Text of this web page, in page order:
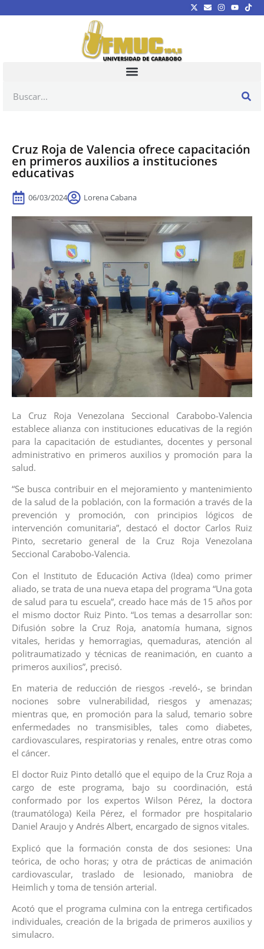
Cruz Roja de Valencia ofrece capacitación
en primeros auxilios a instituciones
educativas
06/03/2024 Lorena Cabana
La Cruz Roja Venezolana Seccional Carabobo-Valencia
establece alianza con instituciones educativas de la región
para la capacitación de estudiantes, docentes y personal
administrativo en primeros auxilios y promoción para la
salud.
“Se busca contribuir en el mejoramiento y mantenimiento
de la salud de la población, con la formación a través de la
prevención y promoción, con principios lógicos de
intervención comunitaria”, destacó el doctor Carlos Ruiz
Pinto, secretario general de la Cruz Roja Venezolana
Seccional Carabobo-Valencia.
Con el Instituto de Educación Activa (Idea) como primer
aliado, se trata de una nueva etapa del programa “Una gota
de salud para tu escuela”, creado hace más de 15 años por
el mismo doctor Ruiz Pinto. “Los temas a desarrollar son:
Difusión sobre la Cruz Roja, anatomía humana, signos
vitales, heridas y hemorragias, quemaduras, atención al
politraumatizado y técnicas de reanimación, en cuanto a
primeros auxilios”, precisó.
En materia de reducción de riesgos -reveló-, se brindan
nociones sobre vulnerabilidad, riesgos y amenazas;
mientras que, en promoción para la salud, temario sobre
enfermedades no transmisibles, tales como diabetes,
cardiovasculares, respiratorias y renales, entre otras como
el cáncer.
El doctor Ruiz Pinto detalló que el equipo de la Cruz Roja a
cargo de este programa, bajo su coordinación, está
conformado por los expertos Wilson Pérez, la doctora
(traumatóloga) Keila Pérez, el formador pre hospitalario
Daniel Araujo y Andrés Albert, encargado de signos vitales.
Explicó que la formación consta de dos sesiones: Una
teórica, de ocho horas; y otra de prácticas de animación
cardiovascular, traslado de lesionado, maniobra de
Heimlich y toma de tensión arterial.
Acotó que el programa culmina con la entrega certificados
individuales, creación de la brigada de primeros auxilios y
simulacro.